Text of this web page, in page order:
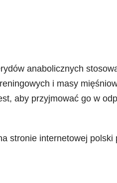
anabolicznych
i masy
aby przyjmować go w
stronie internetowej polski